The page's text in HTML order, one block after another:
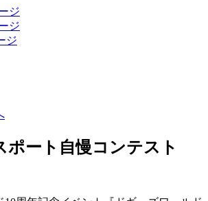
ポート自慢コンテスト